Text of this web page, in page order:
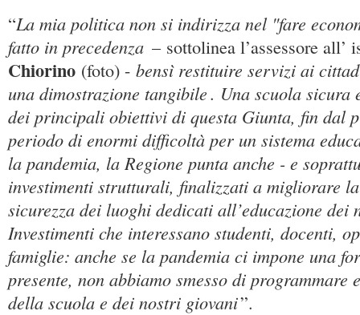
“La mia politica non si indirizza nel "fare
fatto in precedenza – sottolinea l’assessore all’
Chiorino (foto) - bensì restituire servizi ai
una dimostrazione tangibile. Una scuola sicura
dei principali obiettivi di questa Giunta, fin dal
periodo di enormi difficoltà per un sistema
la pandemia, la Regione punta anche - e
investimenti strutturali, finalizzati a migliorare
sicurezza dei luoghi dedicati all’educazione dei
Investimenti che interessano studenti, docenti,
famiglie: anche se la pandemia ci impone una
presente, non abbiamo smesso di programmare
della scuola e dei nostri giovani”.